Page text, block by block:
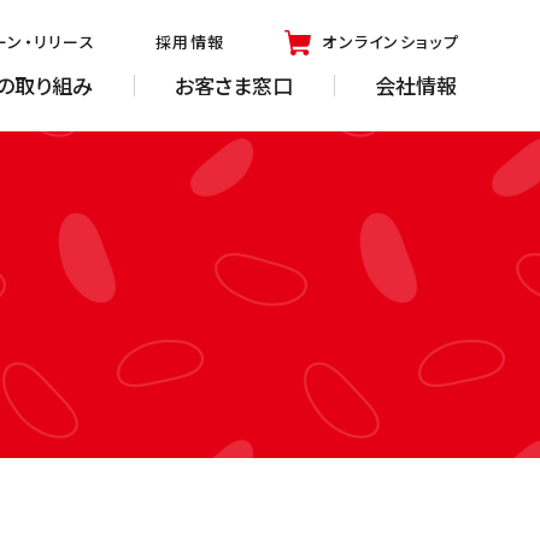
・リリース 採用情報 オンラインショップ
取り組み お客さま窓口 会社情報